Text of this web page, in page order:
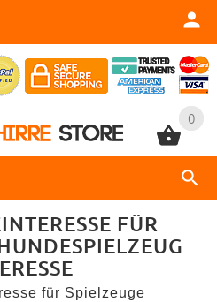
0
0
FÜR
für Spielzeuge